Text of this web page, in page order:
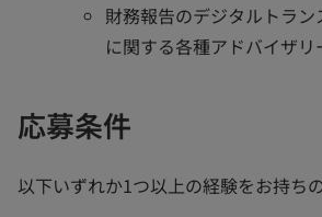
財務報告のデジタルトラ
に関する各種アドバイザリ
応募条件
以下いずれか1つ以上の経験をお持ち